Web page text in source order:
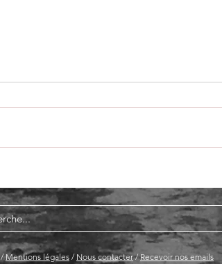
culminera en septembre 2025
/Mentions légales / Nous contacter/Recevoir nos emails